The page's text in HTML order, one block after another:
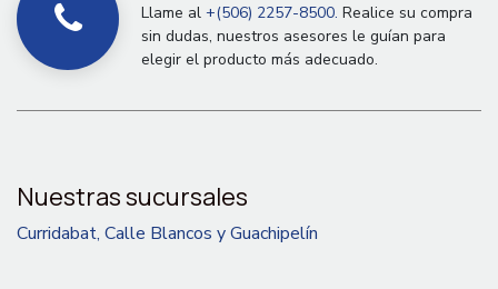
Llame al +(506) 2257-8500. Realice su compra
sin dudas, nuestros asesores le guían para
elegir el producto más adecuado.
Nuestras sucursales
Curridabat, Calle Blancos y Guachipelín